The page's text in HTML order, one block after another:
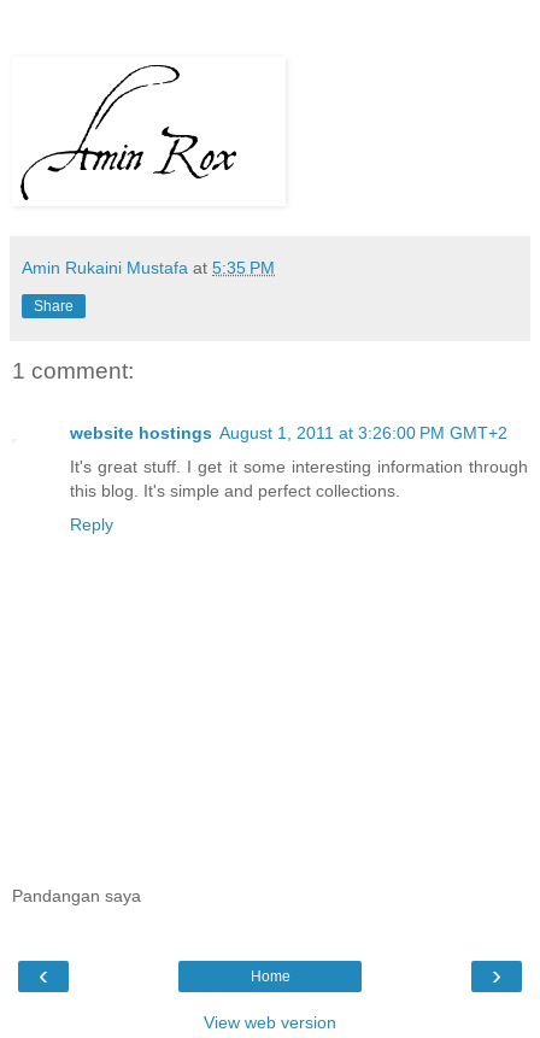
Amin Rukaini Mustafa at 5:35 PM
Share
1 comment:
website hostings August 1, 2011 at 3:26:00 PM GMT+2
It's great stuff. I get it some interesting information through
this blog. It's simple and perfect collections.
Reply
Pandangan saya
‹ ›
Home
View web version